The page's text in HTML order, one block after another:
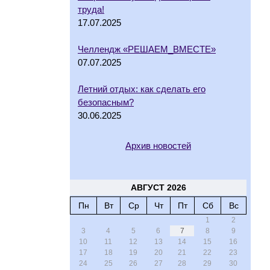
труда!
17.07.2025
Челлендж «РЕШАЕМ_ВМЕСТЕ»
07.07.2025
Летний отдых: как сделать его
безопасным?
30.06.2025
Архив новостей
АВГУСТ 2026
Пн
Вт Ср Чт Пт Сб Вс
1
2
3
4 5 6 7 8
9
10
11 12 13 14 15
16
17
18 19 20 21 22
23
24
25 26 27 28 29
30